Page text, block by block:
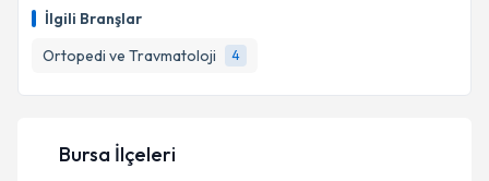
İlgili Branşlar
Ortopedi ve Travmatoloji
4
takvim hazırlandığında e-posta ile bilgilendireceğiz.
Bursa İlçeleri